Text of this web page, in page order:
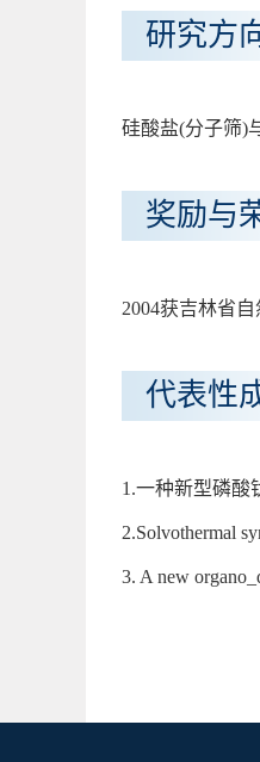
研究方
硅酸盐(分子筛)
奖励与
2004获吉林省
代表性
1.一种新型磷酸
2.Solvothermal
3. A new